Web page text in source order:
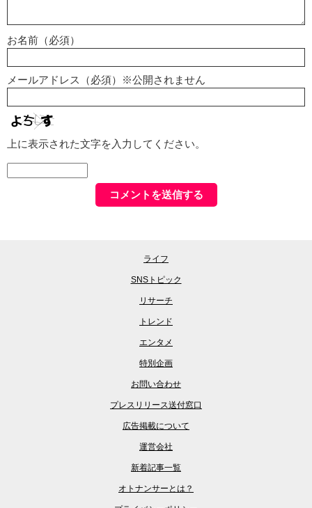
お名前（必須）
メールアドレス（必須）※公開されません
上に表示された文字を入力してください。
ライフ
SNSトピック
リサーチ
トレンド
エンタメ
特別企画
お問い合わせ
プレスリリース送付窓口
広告掲載について
運営会社
新着記事一覧
オトナンサーとは？